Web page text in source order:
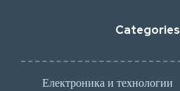
Categories
Електроника и технологии